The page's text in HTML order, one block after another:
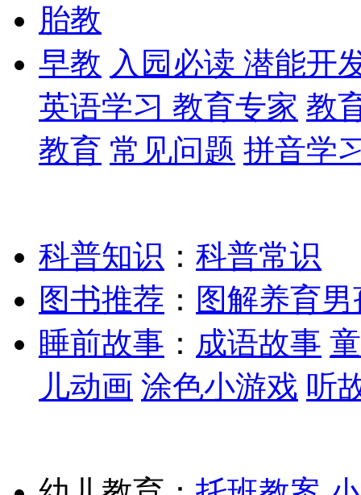
胎教
早教 入园必读 潜能开
英语学习 教育专家 教
教育 常见问题 拼音学
科普知识 ： 科普常识
图书推荐 ： 图解养育男
睡前故事 ： 成语故事
儿动画 涂色小游戏 听